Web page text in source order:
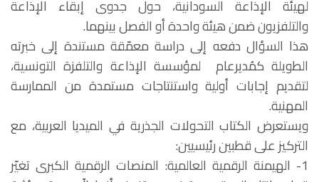
لهيئة الإذاعة السودانية، حول جدوى إبقاء الإذاعة
والتلفزيون ضمن هيئة واحدة أو الفصل بينهما.
هذا السؤال دفعه إلى دراسة معمّقة مستندة إلى خبرته
الطويلة كمُديرعام لمؤسسة الإذاعة والتلفزة التونسية،
لتقديم إجابات أولية واستنتاجات مستمدة من الممارسة
المهنية.
ويستعرض الكتاب التحولات الجذرية في الميديا العربية، مع
التركيز على قطبين رئيسيين:
1- الهيمنة الرقمية العالمية: المنصات الرقمية الكبرى تغيّر